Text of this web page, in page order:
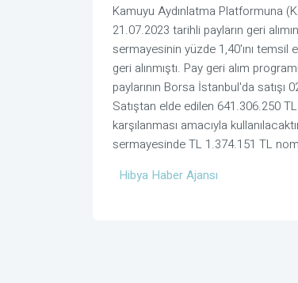
Kamuyu Aydınlatma Platformuna
21.07.2023 tarihli payların geri
sermayesinin yüzde 1,40'ını
geri alınmıştı. Pay geri alım
paylarının Borsa İstanbul'da
Satıştan elde edilen 641.306.250
karşılanması amacıyla
sermayesinde TL 1.374.151 TL
Hibya Haber Ajansı